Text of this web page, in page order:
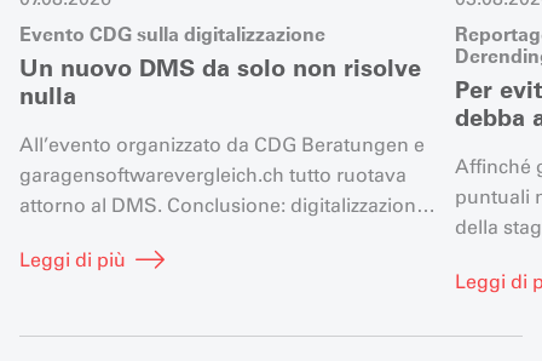
Evento CDG sulla digitalizzazione
Un nuovo DMS da solo non risolve
nulla
All’evento organizzato da CDG Beratungen e
garagensoftwarevergleich.ch tutto ruotava
attorno al DMS. Conclusione: digitalizzazione
nuovo DMS è utile solo se anche il resto
Leggi di più
Per
debba
Affinché
puntuali
della
logistico
Leggi di